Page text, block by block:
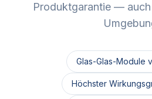
Produktgarantie —
Glas-Glas-Module
Höchster